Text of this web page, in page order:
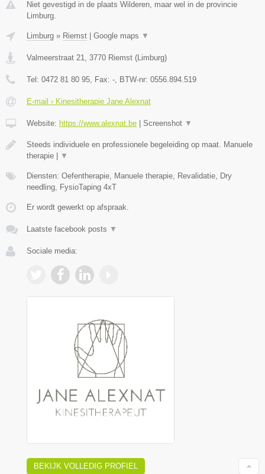
Niet gevestigd in de plaats Wilderen, maar wel in de provincie
Limburg.
Limburg » Riemst Google maps ▼
Valmeerstraat 21 3770 Riemst ( Limburg)
Tel: 0472 81 80 95 , Fax: - , BTW-nr: 0556.894.519
E-mail › Kinesitherapie Jane Alexnat
Website: https://www.alexnat.be Screenshot ▼
Steeds individuele en professionele begeleiding op maat. Manuele
therapie |
▼
Diensten: Oefentherapie, Manuele therapie, Revalidatie, Dry
needling, FysioTaping 4xT
Er wordt gewerkt op afspraak.
Laatste facebook posts ▼
Sociale media:
BEKIJK VOLLEDIG PROFIEL